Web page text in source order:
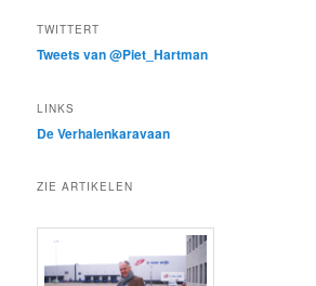
TWITTERT
Tweets van @Piet_Hartman
LINKS
De Verhalenkaravaan
ZIE ARTIKELEN